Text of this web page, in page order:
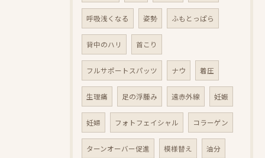
呼吸浅くなる 姿勢 ふもとっぱら
背中のハリ 首こり
フルサポートスパッツ ナウ 着圧
生理痛 足の浮腫み 遠赤外線 妊娠
妊婦 フォトフェイシャル コラーゲン
ターンオーバー促進 模様替え 油分